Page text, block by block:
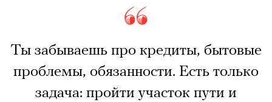
Ты забываешь про кредиты, бытовые
проблемы, обязанности. Есть только
задача: пройти участок пути и